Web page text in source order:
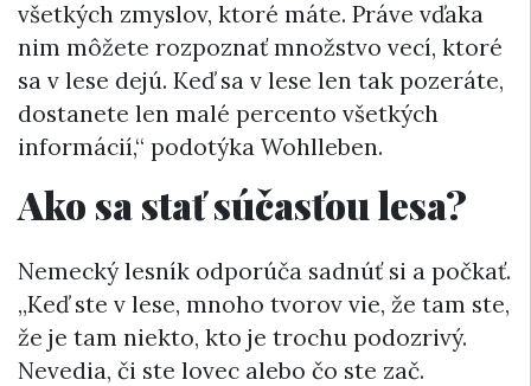
všetkých zmyslov, ktoré máte. Práve vďaka
nim môžete rozpoznať množstvo vecí, ktoré
sa v lese dejú. Keď sa v lese len tak pozeráte,
dostanete len malé percento všetkých
informácií,“ podotýka Wohlleben.
Ako sa stať súčasťou lesa?
Nemecký lesník odporúča sadnúť si a počkať.
„Keď ste v lese, mnoho tvorov vie, že tam ste,
že je tam niekto, kto je trochu podozrivý.
Nevedia, či ste lovec alebo čo ste zač.